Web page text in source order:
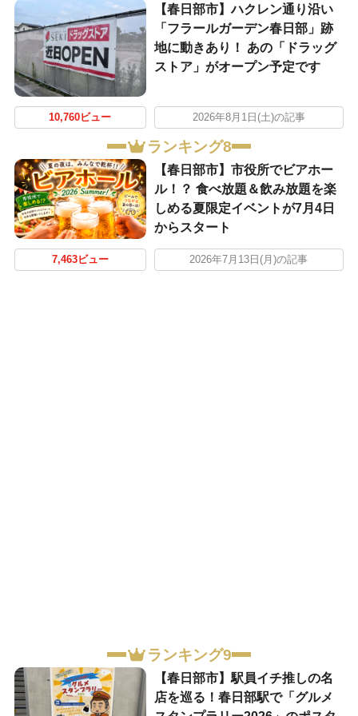
【春日部市】ハクレン通り沿い
「フラールガーデン春日部」跡
地に動きあり！ あの「ドラッグ
ストア」がオープン予定です
10,760ビュー 2026年8月1日(土)の記事
ランキング8
【春日部市】市役所でビアホー
ル！？ 食べ放題＆飲み放題を楽
しめる夏限定イベントが7月4日
からスタート
7,463ビュー 2026年7月13日(月)の記事
ランキング9
【春日部市】駅員イチ推しの名
店を巡る！春日部駅で「グルメ